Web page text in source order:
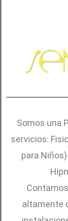
Somos una
servicios:
para
altamente